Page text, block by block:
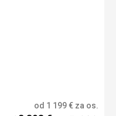
od 1 199€ za os.